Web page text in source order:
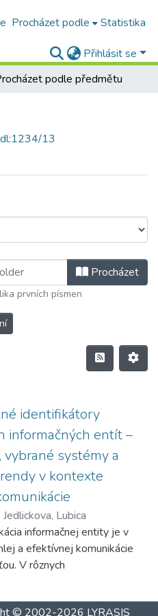
Procházet podle Statistika
Přihlásit se
podle předmětu
13
Procházet
prvních písmen
identifikátory
informačných entít –
vybrané systémy a
v kontexte
Jedlickova, Lubica
informačnej entity je v
a efektívnej komunikácie
V rôznych
symbolickými
© 2002-2026 LYRASIS